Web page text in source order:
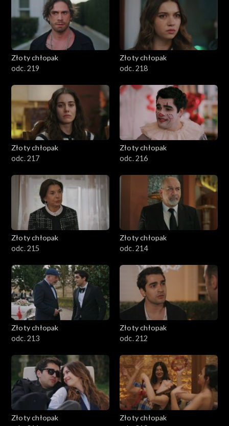
Złoty chłopak
odc. 219
Złoty chłopak
odc. 218
Złoty chłopak
odc. 217
Złoty chłopak
odc. 216
Złoty chłopak
odc. 215
Złoty chłopak
odc. 214
Złoty chłopak
odc. 213
Złoty chłopak
odc. 212
Złoty chłopak
Złoty chłopak